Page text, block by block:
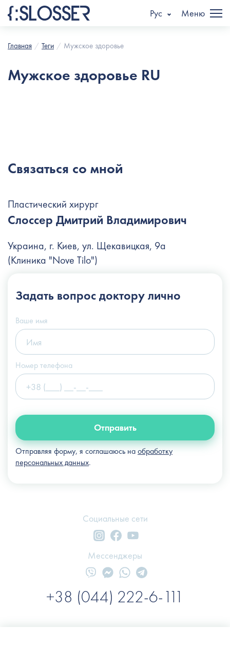
Рус Меню
Главная Теги Мужское здоровье
Мужское здоровье RU
Связаться со мной
Пластический хирург
Слоссер Дмитрий Владимирович
Украина, г. Киев, ул. Щекавицкая, 9а
(Клиника "Nove Tilo")
+38 (066) 122-6-111
info@slosser.com.ua
Задать вопросдоктору лично
Ваше имя
Номер телефона
Отправить
Отправляя форму, я соглашаюсь наобработку
персональных данных.
Социальные сети
+38 (044) 222-6-111
Мессенджеры